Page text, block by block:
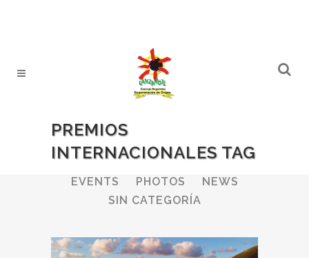
PREMIOS
INTERNACIONALES TAG
ALL WINERIES
BULLETIN
EVENTS
PHOTOS
NEWS
SIN CATEGORÍA